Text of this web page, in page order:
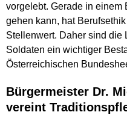
vorgelebt. Gerade in einem
gehen kann, hat
Stellenwert. Daher sind die
Soldaten ein wichtiger
Österreichischen
Bürgermeister Dr.
vereint